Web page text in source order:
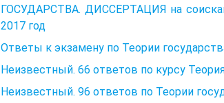
ГОСУДАРСТВА. ДИССЕРТАЦИЯ на
2017 год
Ответы к экзамену по Теории
Неизвестный. 66 ответов по курсу
Неизвестный. 96 ответов по Теории